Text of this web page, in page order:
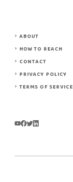
ABOUT
HOW TO REACH
CONTACT
PRIVACY POLICY
TERMS OF SERVICE